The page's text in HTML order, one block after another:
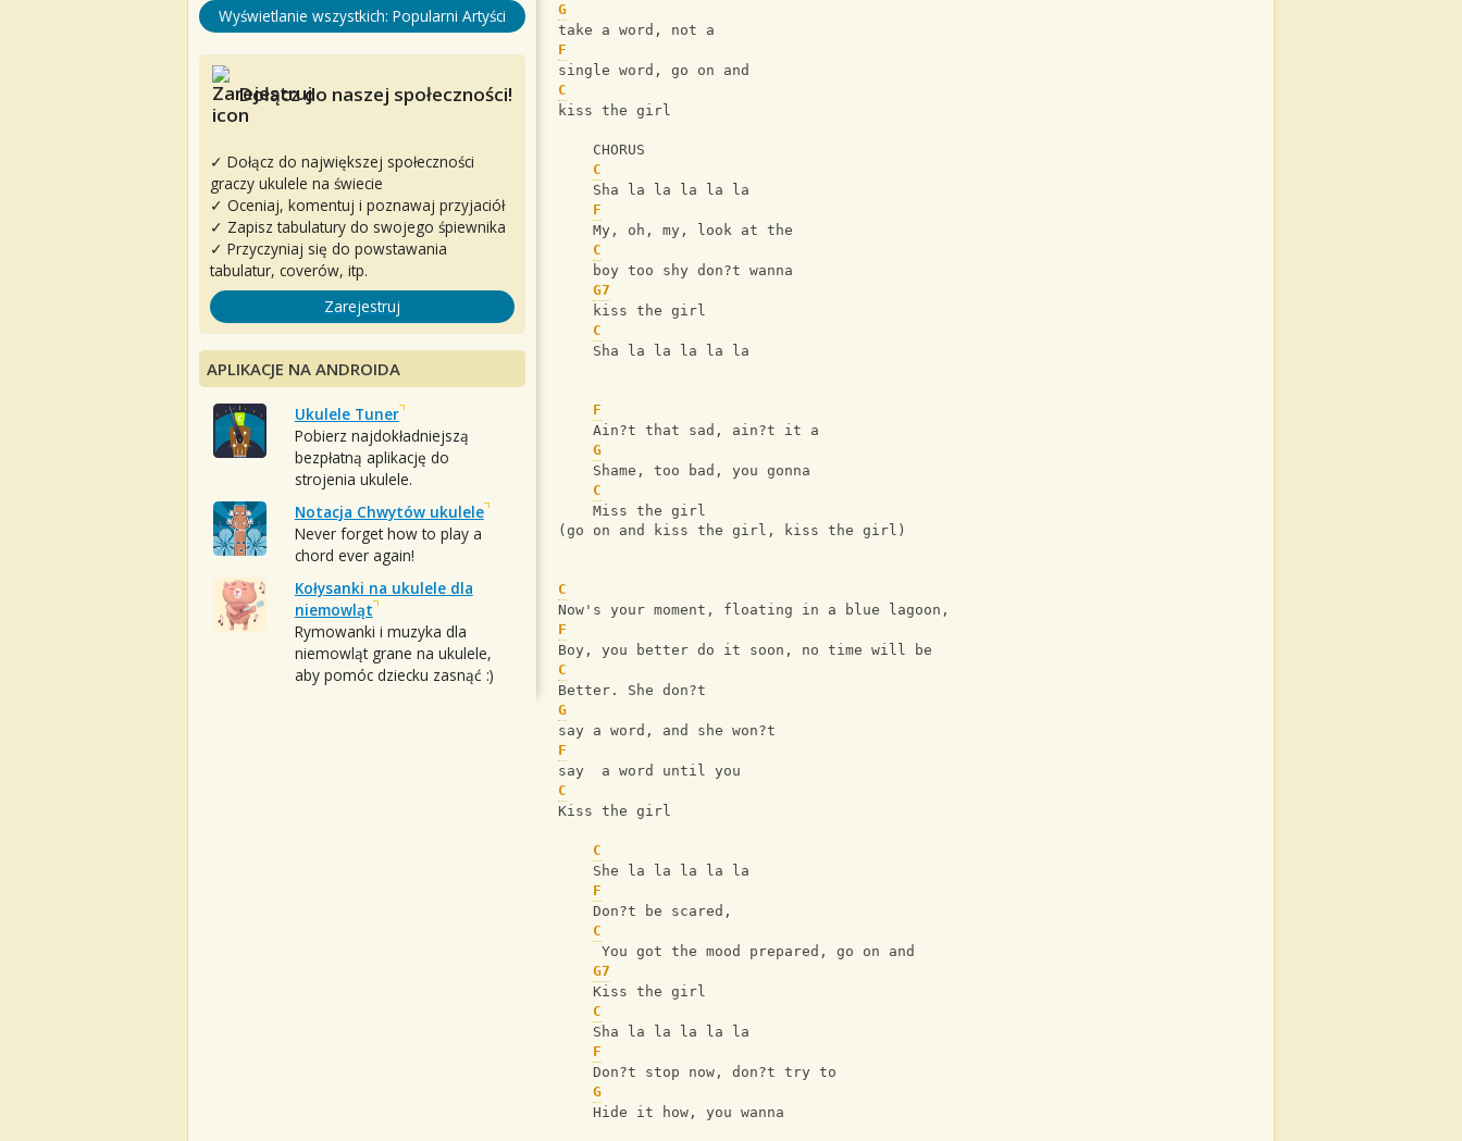
G
take a word, not a
F
single word, go on and
C
kiss the girl
    CHORUS
C
    Sha la la la la la
F
    My, oh, my, look at the
C
    boy too shy don?t wanna
G7
    kiss the girl
C
    Sha la la la la la
F
    Ain?t that sad, ain?t it a
G
    Shame, too bad, you gonna
C
    Miss the girl
(go on and kiss the girl, kiss the girl)
C
Now's your moment, floating in a blue lagoon,
F
Boy, you better do it soon, no time will be
C
Better. She don?t
G
say a word, and she won?t
F
say  a word until you
C
Kiss the girl
C
    She la la la la la
F
    Don?t be scared,
C
     You got the mood prepared, go on and
G7
    Kiss the girl
C
    Sha la la la la la
F
    Don?t stop now, don?t try to
G
    Hide it how, you wanna
Wyświetlanie wszystkich: Popularni Artyści
Dołącz do naszej społeczności!
✓ Dołącz do największej społeczności
graczy ukulele na świecie
✓ Oceniaj, komentuj i poznawaj przyjaciół
✓ Zapisz tabulatury do swojego śpiewnika
✓ Przyczyniaj się do powstawania
tabulatur, coverów, itp.
Zarejestruj
APLIKACJE NA ANDROIDA
Ukulele Tuner
Pobierz najdokładniejszą
bezpłatną aplikację do
strojenia ukulele.
Notacja Chwytów ukulele
Never forget how to play a
chord ever again!
Kołysanki na ukulele dla
niemowląt
Rymowanki i muzyka dla
niemowląt grane na ukulele,
aby pomóc dziecku zasnąć :)